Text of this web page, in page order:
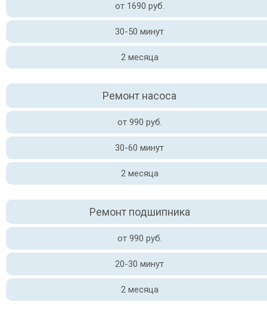
от 1690 руб.
30-50 минут
2 месяца
Ремонт насоса
от 990 руб.
30-60 минут
2 месяца
Ремонт подшипника
от 990 руб.
20-30 минут
2 месяца